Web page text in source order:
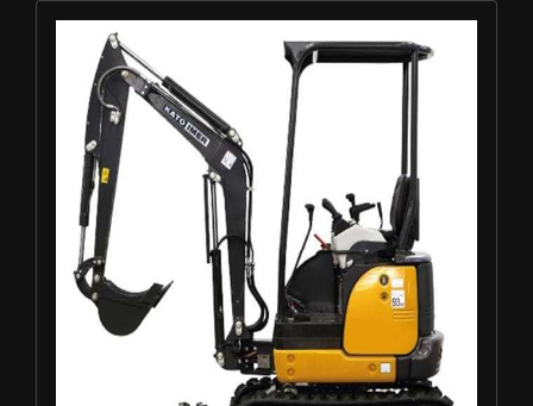
Louer Mini pelle 1,7 T - Imer HD 17 VXE